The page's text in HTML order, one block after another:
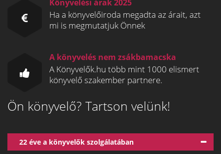
Könyvelési árak 2025
Ha a könyvelőiroda megadta az árait, azt
mi is megmutatjuk Önnek
A könyvelés nem zsákbamacska
A Könyvelők.hu több mint 1000 elismert
könyvelő szakember partnere.
Ön könyvelő? Tartson velünk!
22 éve a könyvelők szolgálatában